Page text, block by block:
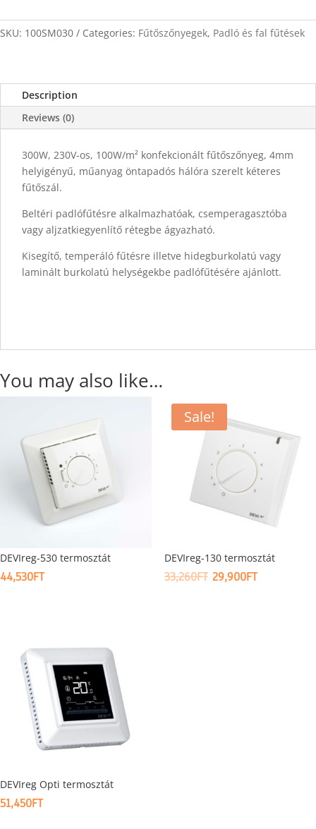
fűtőszőnyeg
SKU: 100SM030 Categories: Fűtőszőnyegek, Padló és fal fűtések
Description
Reviews (0)
300W, 230V-os, 100W/m² konfekcionált fűtőszőnyeg, 4mm
helyigényű, műanyag öntapadós hálóra szerelt kéteres
fűtőszál.
Beltéri padlófűtésre alkalmazhatóak, csemperagasztóba
vagy aljzatkiegyenlítő rétegbe ágyazható.
Kisegítő, temperáló fűtésre illetve hidegburkolatú vagy
laminált burkolatú helységekbe padlófűtésére ajánlott.
You may also like…
DEVIreg-530 termosztát
44,530FT
Sale!
DEVIreg-130 termosztát
33,260FT ORIGINAL
29,900FTCURRENT
DEVIreg Opti termosztát
51,450FT